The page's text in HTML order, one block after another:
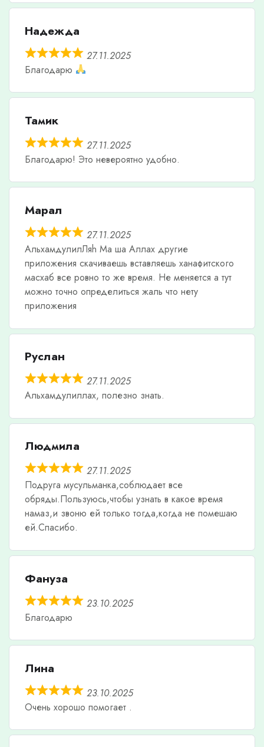
Надежда
27.11.2025
Благодарю
Тамик
27.11.2025
Благодарю! Это невероятно удобно.
Марал
27.11.2025
АльхамдулилЛяh Ма ша Аллах другие
приложения скачиваешь вставляешь ханафитского
масхаб все ровно то же время. Не меняется а тут
можно точно определиться жаль что нету
приложения
Руслан
27.11.2025
Альхамдулиллах, полезно знать.
Людмила
27.11.2025
Подруга мусульманка,соблюдает все
обряды.Пользуюсь,чтобы узнать в какое время
намаз,и звоню ей только тогда,когда не помешаю
ей.Спасибо.
Фануза
23.10.2025
Благодарю
Лина
23.10.2025
Очень хорошо помогает .